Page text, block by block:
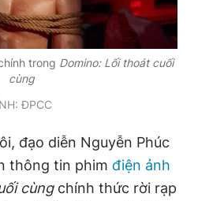
thoại
trong Domino: Lối thoát cuối
cùng
ĐPCC
đạo diễn Nguyễn Phúc
thông tin phim điện ảnh
cùngchính thức rời rạp